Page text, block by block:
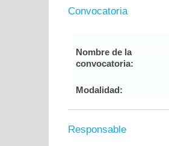
Convocatoria
Nombre de la
convocatoria:
Modalidad:
Responsable